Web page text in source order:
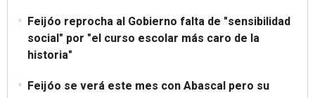
Feijóo reprocha al Gobierno falta de "sensibilidad
social" por "el curso escolar más caro de la
historia"
Feijóo se verá este mes con Abascal pero su